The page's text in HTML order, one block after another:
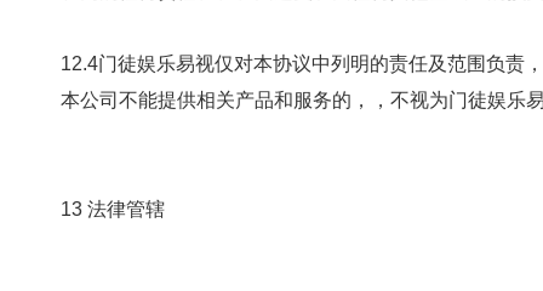
12.4门徒娱乐易视仅对本协议中列明的责任及范围负责，，，
本公司不能提供相关产品和服务的，，不视为门徒娱乐易视
13 法律管辖